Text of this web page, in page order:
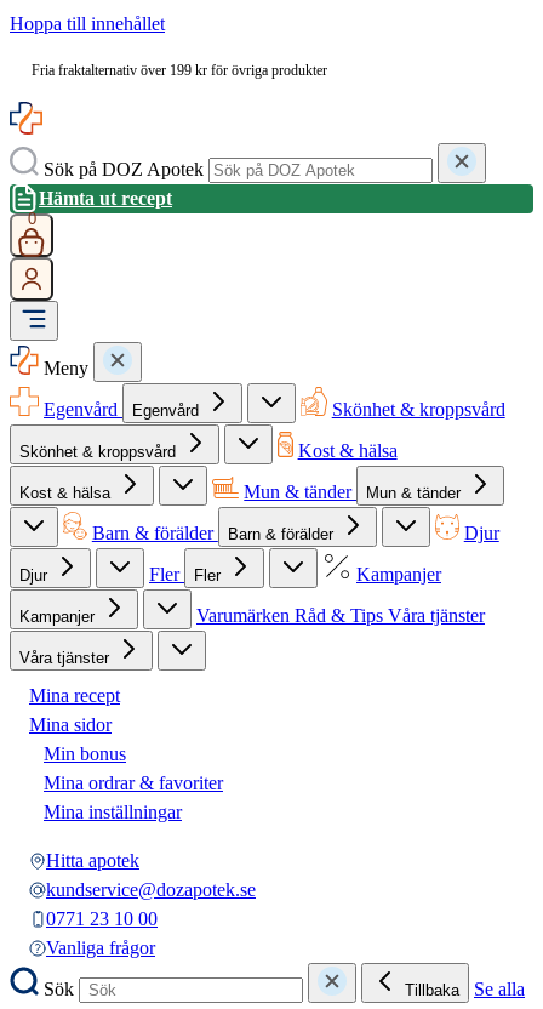
Hoppa till innehållet
Fria fraktalternativ över 199 kr för övriga produkter
Sök på DOZ Apotek
Hämta ut recept
0
Meny
Egenvård
Egenvård Skönhet & kroppsvård
Skönhet & kroppsvård Kost & hälsa
Kost & hälsa Mun & tänder Mun & tänder
Barn & förälder Barn & förälder Djur
Djur Fler Fler Kampanjer
Kampanjer Varumärken Råd & Tips Våra tjänster
Våra tjänster
Mina recept
Mina sidor
Min bonus
Mina ordrar & favoriter
Mina inställningar
Hitta apotek
kundservice@dozapotek.se
0771 23 10 00
Vanliga frågor
Sök
Tillbaka
Se alla